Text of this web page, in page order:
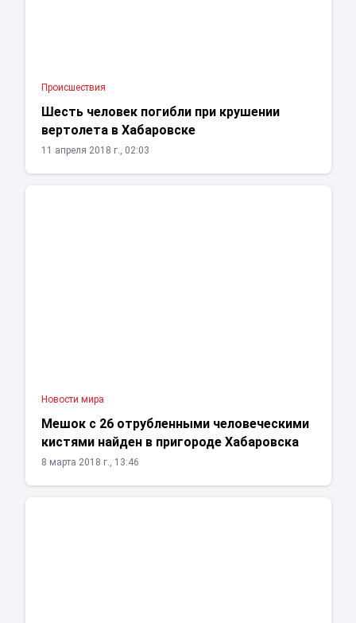
Проиcшествия
Шесть человек погибли при крушении
вертолета в Хабаровске
11 апреля 2018 г., 02:03
Новости мира
Мешок с 26 отрубленными человеческими
кистями найден в пригороде Хабаровска
8 марта 2018 г., 13:46